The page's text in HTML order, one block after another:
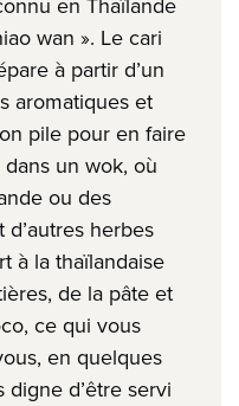
wan ». Le cari
à partir d’un
aromatiques et
pile pour en faire
un wok, où
ou des
herbes
à la thaïlandaise
de la pâte et
ce qui vous
en quelques
d’être servi